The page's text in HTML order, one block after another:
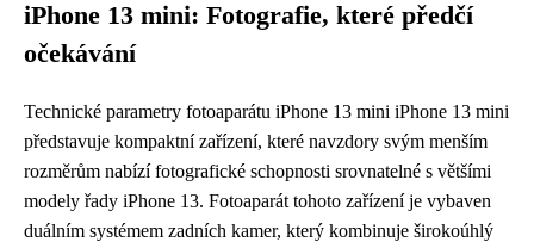
iPhone 13 mini: Fotografie, které předčí
očekávání
Technické parametry fotoaparátu iPhone 13 mini iPhone 13 mini
představuje kompaktní zařízení, které navzdory svým menším
rozměrům nabízí fotografické schopnosti srovnatelné s většími
modely řady iPhone 13. Fotoaparát tohoto zařízení je vybaven
duálním systémem zadních kamer, který kombinuje širokoúhlý